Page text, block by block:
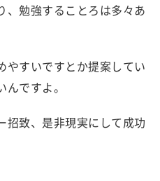
、勉強することろは多々あ
やすいですとか提案してい
ですよ。
招致、是非現実にして成功